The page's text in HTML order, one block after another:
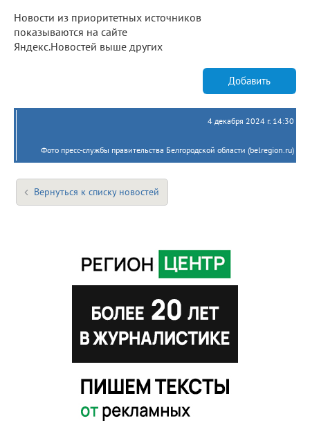
Новости из приоритетных источников
показываются на сайте
Яндекс.Новостей выше других
Добавить
4 декабря 2024 г. 14:30
Фото пресс-службы правительства Белгородской области (belregion.ru)
Вернуться к списку новостей